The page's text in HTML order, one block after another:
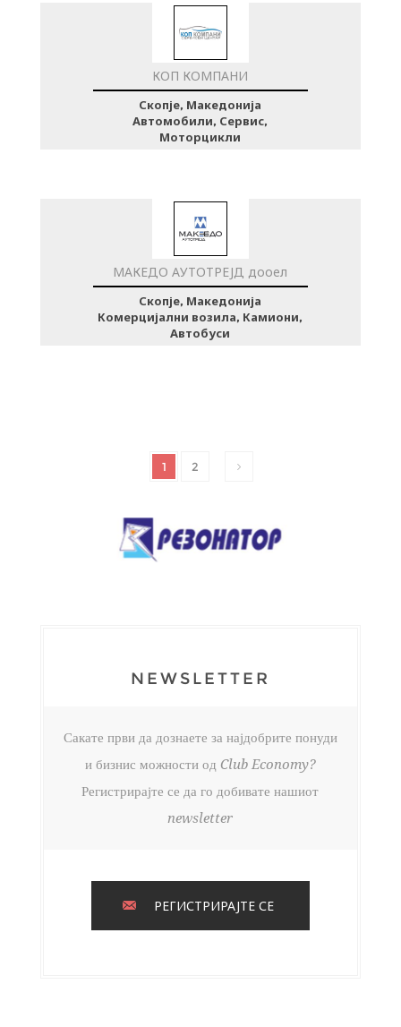
КОП КОМПАНИ
Скопје, Македонија
Автомобили, Сервис,
Моторцикли
МАКЕДО АУТОТРЕЈД дооел
Скопје, Македонија
Комерцијални возила, Камиони,
Автобуси
1 2
NEWSLETTER
Сакате први да дознаете за најдобрите понуди
и бизнис можности од Club Economy?
Регистрирајте се да го добивате нашиот
newsletter
РЕГИСТРИРАЈТЕ СЕ